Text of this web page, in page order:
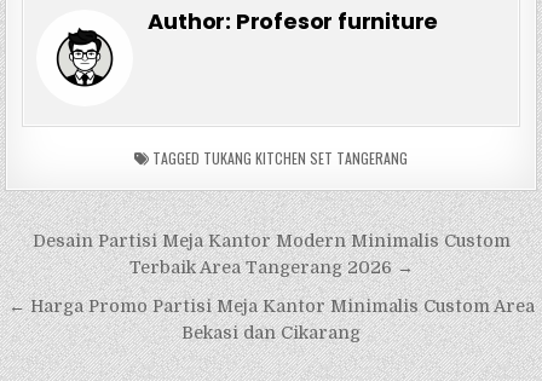
Author: Profesor furniture
TAGGED TUKANG KITCHEN SET TANGERANG
Navigasi
pos
Desain Partisi Meja Kantor Modern Minimalis Custom
Terbaik Area Tangerang 2026 →
← Harga Promo Partisi Meja Kantor Minimalis Custom Area
Bekasi dan Cikarang